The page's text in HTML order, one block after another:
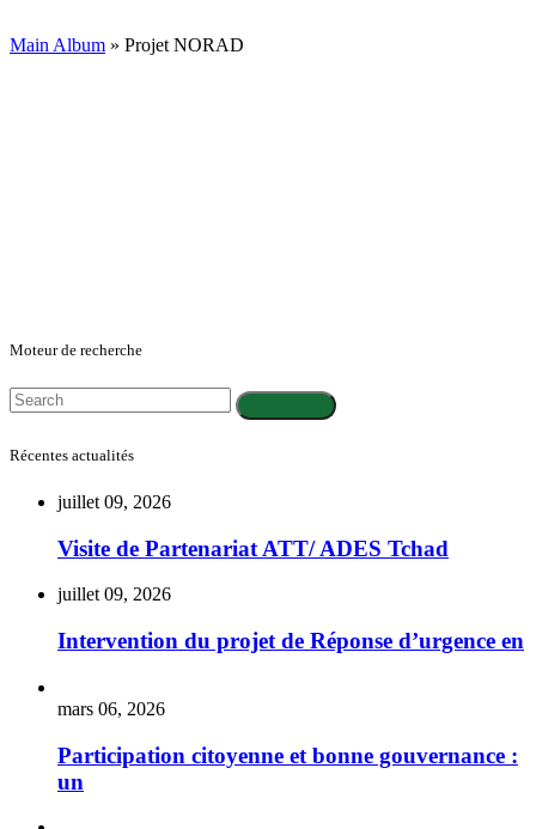
Main Album » Projet NORAD
Moteur de recherche
Récentes actualités
juillet 09, 2026
Visite de Partenariat ATT/ ADES Tchad
juillet 09, 2026
Intervention du projet de Réponse d’urgence en
mars 06, 2026
Participation citoyenne et bonne gouvernance :
un